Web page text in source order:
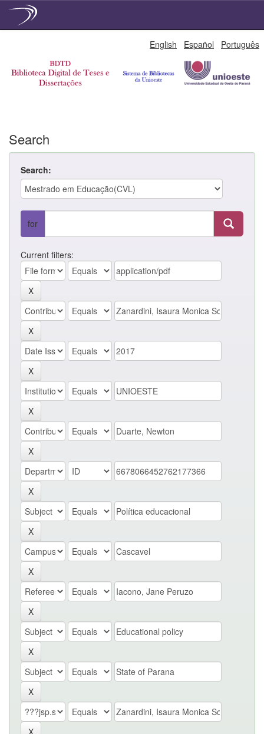
English Español Português
Search
Search:
for
Current filters: